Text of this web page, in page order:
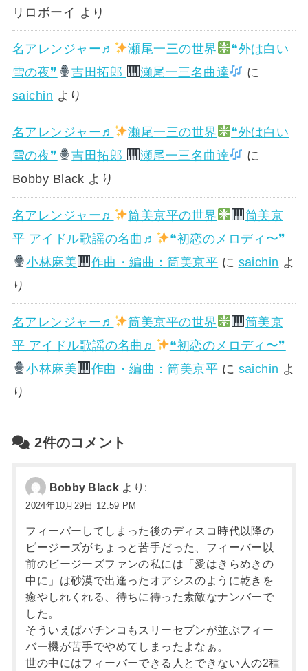
リロボーイ より
名アレンジャー♬ 瀬尾一三の世界
❝外は白い
雪の夜❞
吉田拓郎 瀬尾一三名曲達
に
saichin より
名アレンジャー♬ 瀬尾一三の世界
❝外は白い
雪の夜❞
吉田拓郎 瀬尾一三名曲達
に
Bobby Black より
名アレンジャー♬ 筒美京平の世界
筒美京
平 アイドル歌謡の名曲♬
❝初恋のメロディ〜❞
小林麻美
作曲・編曲：筒美京平 に saichin よ
り
名アレンジャー♬ 筒美京平の世界
筒美京
平 アイドル歌謡の名曲♬
❝初恋のメロディ〜❞
小林麻美
作曲・編曲：筒美京平 に saichin よ
り
2件のコメント
Bobby Black より:
2024年10月29日 12:59 PM
フィーバーしてしまった後のディスコ時代以降の
ビージーズがちょっと苦手だった、フィーバー以
前のビージーズファンの私には「愛はきらめきの
中に」は砂漠で出逢ったオアシスのように乾きを
癒やしれくれる、待ちに待った素敵なナンバーで
した。
そういえばパチンコもスリーセブンが並ぶフィー
バー機が苦手でやめてしまったよなぁ。
世の中にはフィーバーできる人とできない人の2種